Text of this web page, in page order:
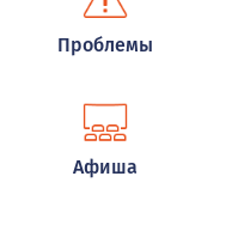
Проблемы
Афиша